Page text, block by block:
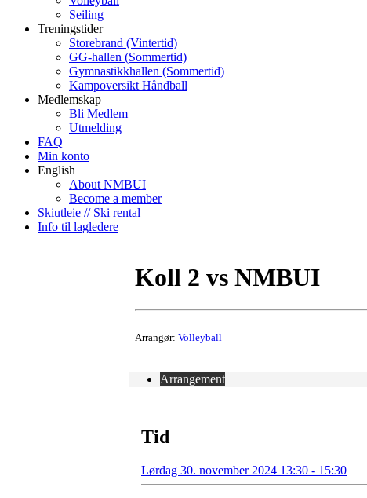
Seiling
Treningstider
Storebrand (Vintertid)
GG-hallen (Sommertid)
Gymnastikkhallen (Sommertid)
Kampoversikt Håndball
Medlemskap
Bli Medlem
Utmelding
FAQ
Min konto
English
About NMBUI
Become a member
Skiutleie // Ski rental
Info til lagledere
Koll 2 vs NMBUI
Arrangør: Volleyball
Arrangement
Tid
Lørdag 30. november 2024 13:30 - 15:30